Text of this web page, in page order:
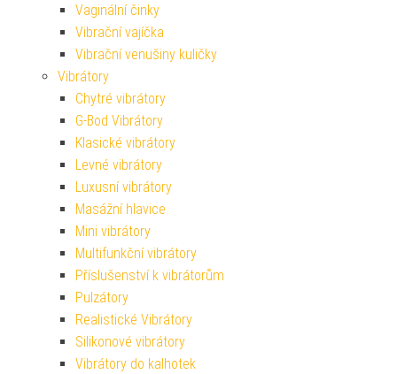
Vaginální činky
Vibrační vajíčka
Vibrační venušiny kuličky
Vibrátory
Chytré vibrátory
G-Bod Vibrátory
Klasické vibrátory
Levné vibrátory
Luxusní vibrátory
Masážní hlavice
Mini vibrátory
Multifunkční vibrátory
Příslušenství k vibrátorům
Pulzátory
Realistické Vibrátory
Silikonové vibrátory
Vibrátory do kalhotek